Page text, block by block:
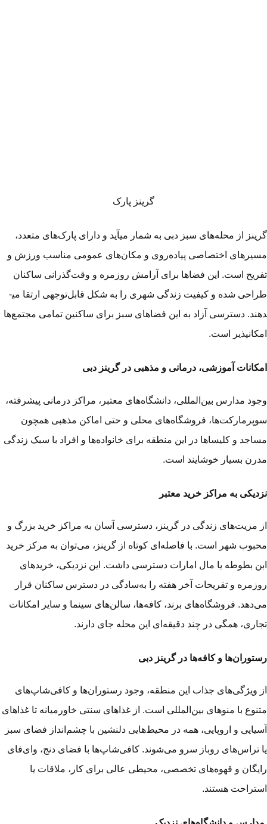
گرینز پارک
از محله‌های سبز دبی به شمار می­آید و دارای پارک‌های متعدد،
اختصاصی پیاده‌روی و مکان‌های عمومی مناسب ورزش و
است. این فضاها برای آرامش روزمره و وقت‌گذرانی ساکنان
طراحی شده‌ و کیفیت زندگی شهری را به‌ شکل قابل‌توجهی ارتقا می­
دسترسی آزاد به این فضاهای سبز برای ساکنین تمامی مجتمع‌ها
است.
آموزشی، درمانی و مذهبی در گرینز دبی
مدارس بین‌المللی، دانشگاه‌های معتبر، مراکز درمانی پیشرفته،
فروشگاه‌های محلی و حتی اماکن مذهبی همچون
و کلیساها در این منطقه برای خانواده‌ها و افراد با سبک زندگی
بسیار خوشایند است.
به مراکز خرید معتبر
مزیت‌های زندگی در گرینز، دسترسی آسان به مراکز خرید بزرگ و
شهر است. با فاصله‌ای کوتاه از گرینز، می‌توان به مرکز خرید
بطوطه یا مال امارات دسترسی داشت. این نزدیکی، خریدهای
و تفریحات آخر هفته را به‌سادگی در دسترس ساکنان قرار
فروشگاه‌های برند، کافه‌ها، سالن‌های سینما و سایر امکانات
همگی در چند دقیقه‌ای این محله جای دارند.
و کافه‌ها در گرینز دبی
ویژگی‌های جذاب این منطقه، وجود رستوران‌ها و کافی‌شاپ‌های
با منوهای بین‌المللی است. از غذاهای سنتی خاورمیانه تا غذاهای
و اروپایی، همه در محیط‌هایی دلنشین با چشم‌انداز فضای سبز
تراس‌های روباز سرو می‌شوند. کافی‌شاپ‌ها با فضای دنج، وای‌فای
و قهوه‌های تخصصی، محیطی عالی برای کار، ملاقات یا
هستند.